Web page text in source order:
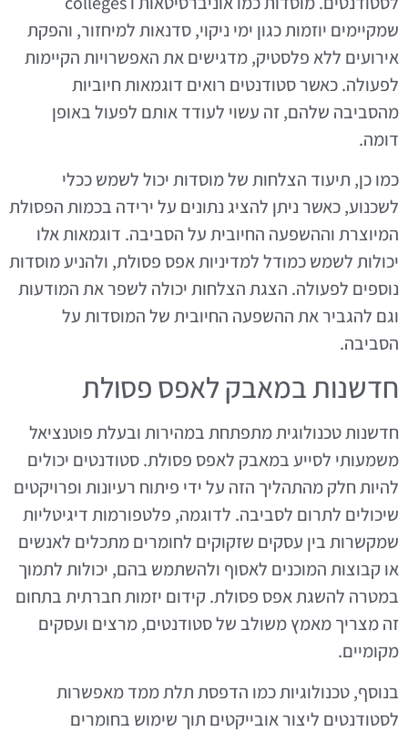
שמקיימים יוזמות כגון ימי ניקוי, סדנאות למיחזור, והפקת
אירועים ללא פלסטיק, מדגישים את האפשרויות הקיימות
לפעולה. כאשר סטודנטים רואים דוגמאות חיוביות
מהסביבה שלהם, זה עשוי לעודד אותם לפעול באופן
דומה.
כמו כן, תיעוד הצלחות של מוסדות יכול לשמש ככלי
לשכנוע, כאשר ניתן להציג נתונים על ירידה בכמות הפסולת
המיוצרת וההשפעה החיובית על הסביבה. דוגמאות אלו
יכולות לשמש כמודל למדיניות אפס פסולת, ולהניע מוסדות
נוספים לפעולה. הצגת הצלחות יכולה לשפר את המודעות
וגם להגביר את ההשפעה החיובית של המוסדות על
הסביבה.
חדשנות במאבק לאפס פסולת
חדשנות טכנולוגית מתפתחת במהירות ובעלת פוטנציאל
משמעותי לסייע במאבק לאפס פסולת. סטודנטים יכולים
להיות חלק מהתהליך הזה על ידי פיתוח רעיונות ופרויקטים
שיכולים לתרום לסביבה. לדוגמה, פלטפורמות דיגיטליות
שמקשרות בין עסקים שזקוקים לחומרים מתכלים לאנשים
או קבוצות המוכנים לאסוף ולהשתמש בהם, יכולות לתמוך
במטרה להשגת אפס פסולת. קידום יזמות חברתית בתחום
זה מצריך מאמץ משולב של סטודנטים, מרצים ועסקים
מקומיים.
בנוסף, טכנולוגיות כמו הדפסת תלת ממד מאפשרות
לסטודנטים ליצור אובייקטים תוך שימוש בחומרים